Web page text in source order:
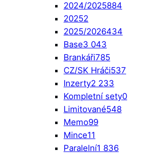
2024/2025884
20252
2025/2026434
Base3 043
Brankáři785
CZ/SK Hráči537
Inzerty2 233
Kompletní sety0
Limitované548
Memo99
Mince11
Paralelní1 836